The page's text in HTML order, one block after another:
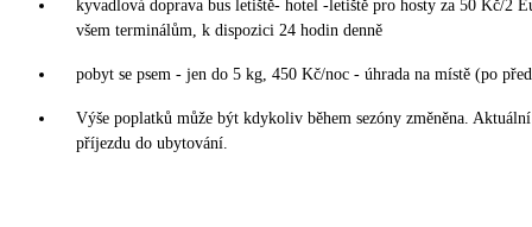
kyvadlová doprava bus letiště- hotel -letiště pro hosty za 50 Kč/2
všem terminálům, k dispozici 24 hodin denně
pobyt se psem - jen do 5 kg, 450 Kč/noc - úhrada na místě (po
Výše poplatků může být kdykoliv během sezóny změněna.
příjezdu do ubytování.